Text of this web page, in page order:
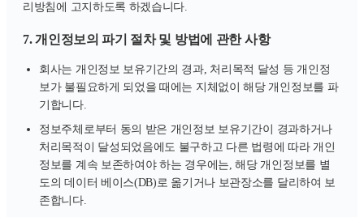
리방침에 고지하도록 하겠습니다.
7. 개인정보의 파기 절차 및 방법에 관한 사항
회사는 개인정보 보유기간의 경과, 처리목적 달성 등 개인정
보가 불필요하게 되었을 때에는 지체없이 해당 개인정보를 파
기합니다.
정보주체로부터 동의 받은 개인정보 보유기간이 경과하거나
처리목적이 달성되었음에도 불구하고 다른 법령에 따라 개인
정보를 계속 보존하여야 하는 경우에는, 해당 개인정보를 별
도의 데이터 베이스(DB)로 옮기거나 보관장소를 달리하여 보
존합니다.